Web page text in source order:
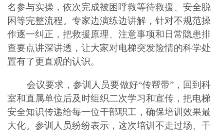
名参与实操，依次完成被困呼救等待救援、安全脱
困等完整流程。专家边演练边讲解，针对不规范操
作逐一纠正，把救援原理、注意事项和日常隐患排
查要点讲深讲透，让大家对电梯突发险情的科学处
置有了更直观的认识。
会议要求，参训人员要做好“传帮带”，回到科
室和直属单位后及时组织二次学习和宣传，把电梯
安全知识传递给每一位干部职工，确保培训效果最
大化。参训人员纷纷表示，这次培训不走过场、干